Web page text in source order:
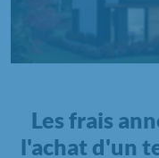
Les frais
l'achat d'un